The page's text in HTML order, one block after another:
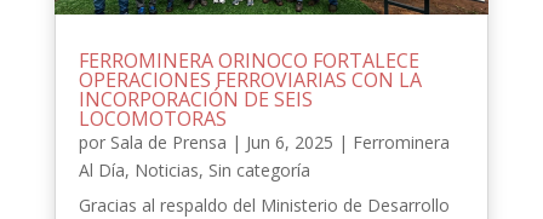
FERROMINERA ORINOCO FORTALECE
OPERACIONES FERROVIARIAS CON LA
INCORPORACIÓN DE SEIS
LOCOMOTORAS
por Sala de Prensa | Jun 6, 2025 | Ferrominera
Al Día, Noticias, Sin categoría
Gracias al respaldo del Ministerio de Desarrollo